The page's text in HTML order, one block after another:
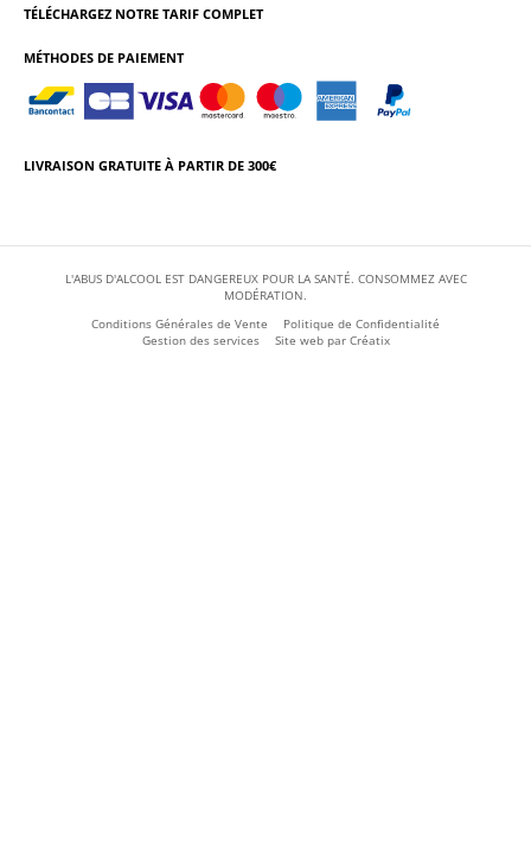
TÉLÉCHARGEZ NOTRE TARIF COMPLET
MÉTHODES DE PAIEMENT
LIVRAISON GRATUITE À PARTIR DE 300€
L'ABUS D'ALCOOL EST DANGEREUX POUR LA SANTÉ. CONSOMMEZ AVEC
MODÉRATION.
Conditions Générales de Vente
Politique de Confidentialité
Gestion des services
Site web par Créatix